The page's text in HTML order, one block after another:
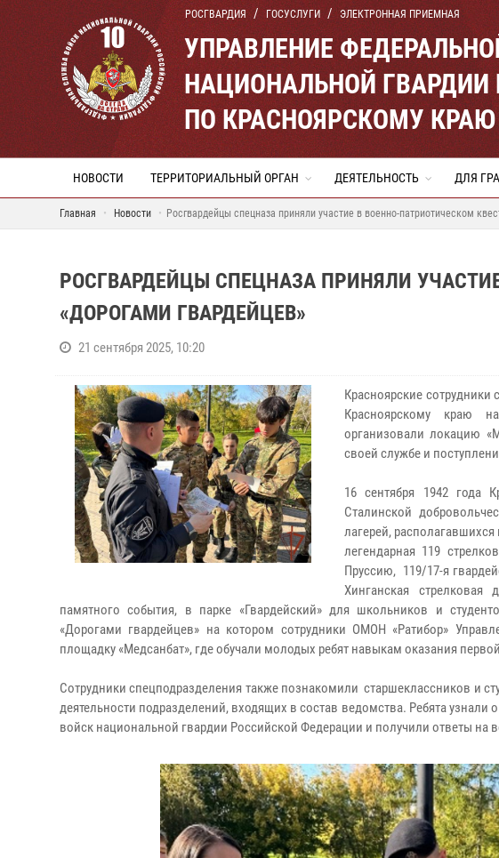
РОСГВАРДИЯ ГОСУСЛУГИ ЭЛЕКТРОННАЯ ПРИЕМНАЯ
УПРАВЛЕНИЕ
НАЦИОНАЛЬНОЙ
ПО КРАСНОЯРСКОМУ КРАЮ
НОВОСТИ ТЕРРИТОРИАЛЬНЫЙ ОРГАН ДЕЯТЕЛЬНОСТЬ ДЛЯ
Главная Новости Росгвардейцы спецназа приняли участие в военно-патриотическом
РОСГВАРДЕЙЦЫ СПЕЦНАЗА ПРИНЯЛИ
«ДОРОГАМИ ГВАРДЕЙЦЕВ»
21 сентября 2025, 10:20
Красноярские
Красноярскому краю
организовали локацию
своей службе и
16 сентября 1942 года
Сталинской
лагерей,
легендарная 119
Пруссию, 119/17-я
Хинганская
памятного события, в парке «Гвардейский» для школьников и
«Дорогами гвардейцев» на котором сотрудники ОМОН «Ратибор»
площадку «Медсанбат», где обучали молодых ребят навыкам оказания
Сотрудники спецподразделения также познакомили старшеклассников и
деятельности подразделений, входящих в состав ведомства. Ребята
войск национальной гвардии Российской Федерации и получили ответы на